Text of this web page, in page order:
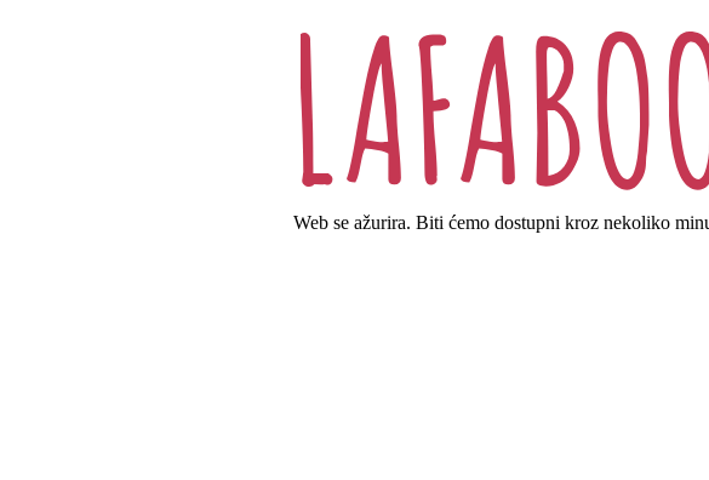
Web se ažurira. Biti ćemo dostupni kroz nekoliko